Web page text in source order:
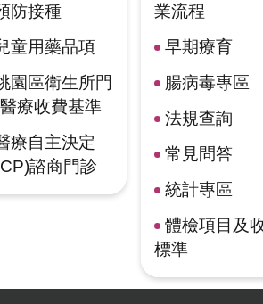
防接種
童用藥品項
園區衛生所門
療收費基準
療自主決定
諮商門診
業流程
早期療育
腸病毒專區
法規查詢
常見問答
統計專區
體檢項目及
標準